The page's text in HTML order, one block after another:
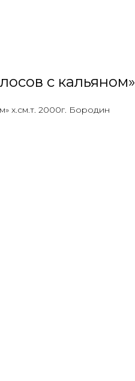
с кальяном»
х.см.т. 2000г. Бородин